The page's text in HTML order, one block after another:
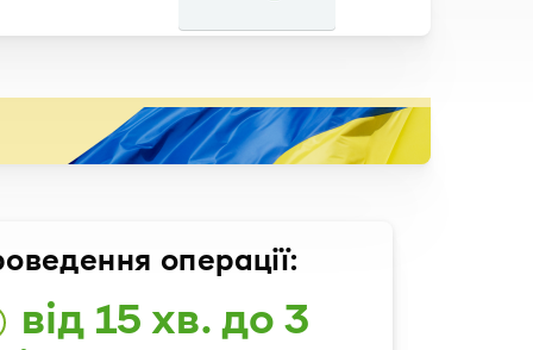
операції:
від 15 хв. до 3